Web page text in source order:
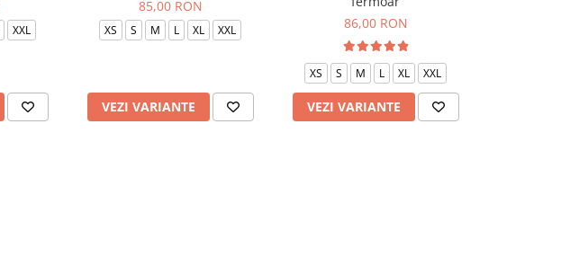
XXL
85,00 RON
XS S M L XL XXL
VEZI VARIANTE
86,00 RON
XS S M L XL XXL
VEZI VARIANTE